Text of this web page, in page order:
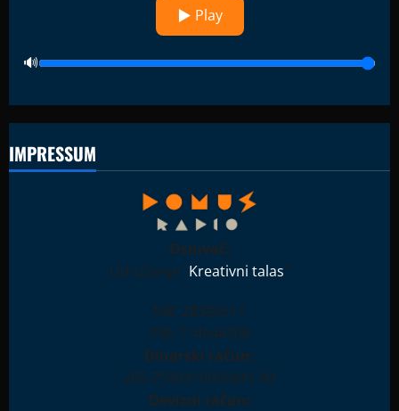
▶ Play
IMPRESSUM
Osnivač:
Udruženje "Kreativni talas"
MB: 28396511
PIB: 114944708
Dinarski račun:
265-7590310000841-93
Devizni račun: